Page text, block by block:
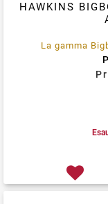
HAWKINS